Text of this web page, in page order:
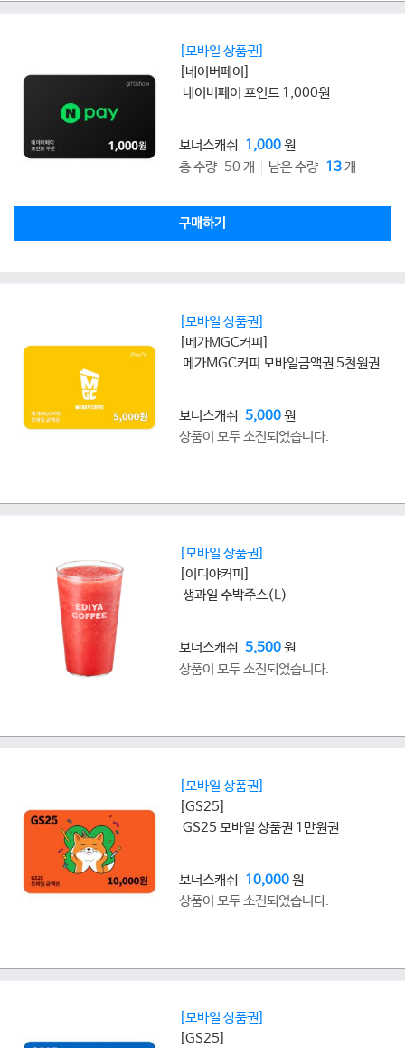
[모바일 상품권]
[네이버페이]
네이버페이 포인트 1,000원
보너스캐쉬 1,000원
총 수량 50 개
남은 수량 13개
구매하기
[모바일 상품권]
[메가MGC커피]
메가MGC커피 모바일금액권 5천원권
보너스캐쉬 5,000원
상품이 모두 소진되었습니다.
[모바일 상품권]
[이디야커피]
생과일 수박주스(L)
보너스캐쉬 5,500원
상품이 모두 소진되었습니다.
[모바일 상품권]
[GS25]
GS25 모바일 상품권 1만원권
보너스캐쉬 10,000원
상품이 모두 소진되었습니다.
[모바일 상품권]
[GS25]